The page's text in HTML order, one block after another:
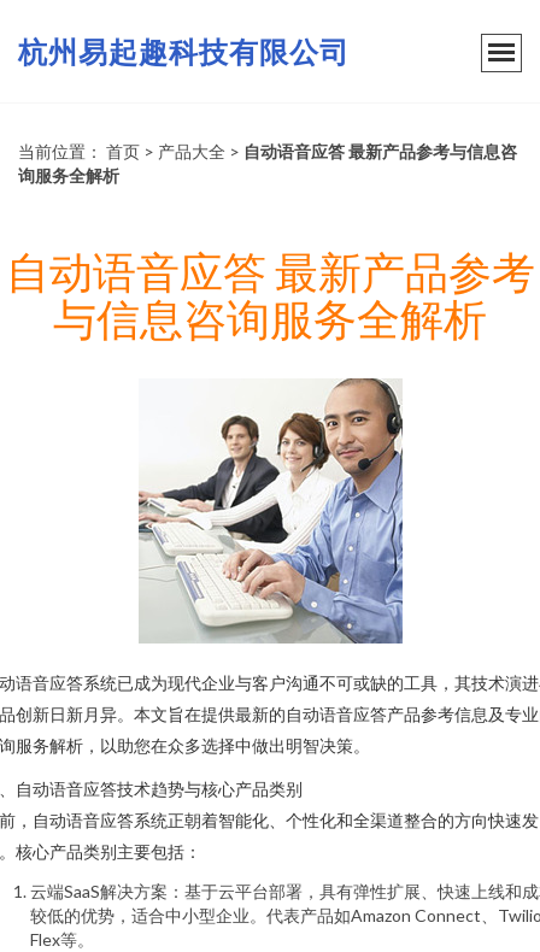
杭州易起趣科技有限公司
当前位置： 首页 > 产品大全 > 自动语音应答 最新产品参考与信息咨
询服务全解析
自动语音应答 最新产品参考
与信息咨询服务全解析
语音应答系统已成为现代企业与客户沟通不可或缺的工具，其技术演
创新日新月异。本文旨在提供最新的自动语音应答产品参考信息及专
服务解析，以助您在众多选择中做出明智决策。
自动语音应答技术趋势与核心产品类别
，自动语音应答系统正朝着智能化、个性化和全渠道整合的方向快速发
核心产品类别主要包括：
云端SaaS解决方案：基于云平台部署，具有弹性扩展、快速上线和
较低的优势，适合中小型企业。代表产品如Amazon Connect、
Flex等。